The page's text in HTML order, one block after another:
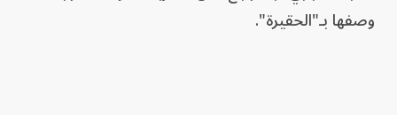
وصفها بـ"الحقيرة".